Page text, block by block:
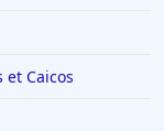
Caicos